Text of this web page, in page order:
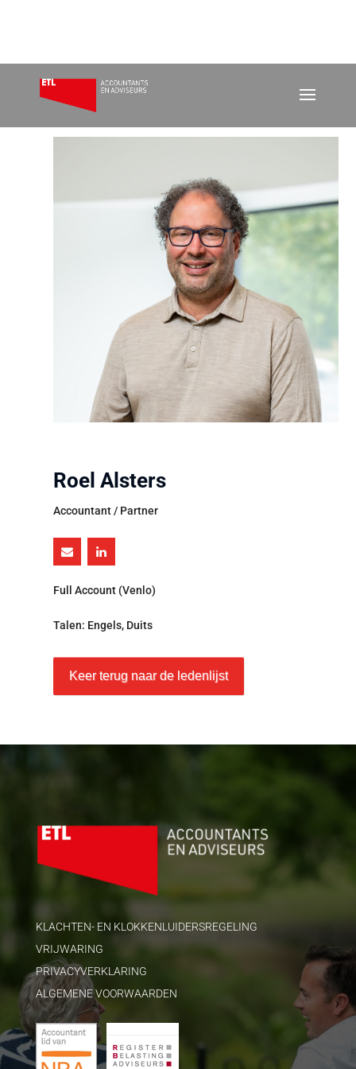
Roel Alsters
Accountant / Partner
Full Account (Venlo)
Talen: Engels, Duits
Keer terug naar de ledenlijst
KLACHTEN- EN KLOKKENLUIDERSREGELING
VRIJWARING
PRIVACYVERKLARING
ALGEMENE VOORWAARDEN